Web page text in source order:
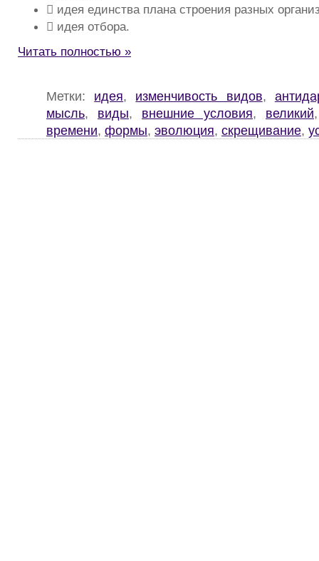
 идея единства плана строения разных
 идея отбора.
Читать полностью »
Метки: идея, изменчивость видов,
мысль, виды, внешние условия, великий
времени, формы, эволюция, скрещивание,